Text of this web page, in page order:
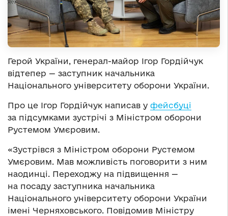
Герой України, генерал-майор Ігор Гордійчук
відтепер — заступник начальника
Національного університету оборони України.
Про це Ігор Гордійчук написав у фейсбуці
за підсумками зустрічі з Міністром оборони
Рустемом Умєровим.
«Зустрівся з Міністром оборони Рустемом
Умєровим. Мав можливість поговорити з ним
наодинці. Переходжу на підвищення —
на посаду заступника начальника
Національного університету оборони України
імені Черняховського. Повідомив Міністру